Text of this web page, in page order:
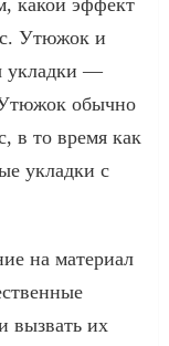
какой эффект
Утюжок и
укладки —
обычно
в то время как
укладки с
на материал
вызвать их